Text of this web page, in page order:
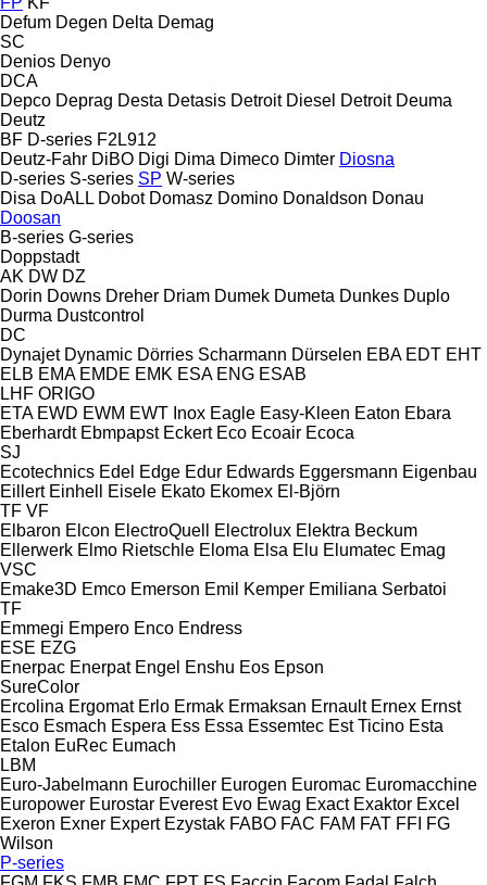
Defum Degen Delta Demag
SC
Denios Denyo
DCA
Depco Deprag Desta Detasis Detroit Diesel Detroit Deuma
Deutz
BF D-series F2L912
Deutz-Fahr DiBO Digi Dima Dimeco Dimter Diosna
D-series S-series SP W-series
Disa DoALL Dobot Domasz Domino Donaldson Donau
Doosan
B-series G-series
Doppstadt
AK DW DZ
Dorin Downs Dreher Driam Dumek Dumeta Dunkes Duplo
Durma Dustcontrol
DC
Dynajet Dynamic Dörries Scharmann Dürselen EBA EDT EHT
ELB EMA EMDE EMK ESA ENG ESAB
LHF ORIGO
ETA EWD EWM EWT Inox Eagle Easy-Kleen Eaton Ebara
Eberhardt Ebmpapst Eckert Eco Ecoair Ecoca
SJ
Ecotechnics Edel Edge Edur Edwards Eggersmann Eigenbau
Eillert Einhell Eisele Ekato Ekomex El-Björn
TF VF
Elbaron Elcon ElectroQuell Electrolux Elektra Beckum
Ellerwerk Elmo Rietschle Eloma Elsa Elu Elumatec Emag
VSC
Emake3D Emco Emerson Emil Kemper Emiliana Serbatoi
TF
Emmegi Empero Enco Endress
ESE EZG
Enerpac Enerpat Engel Enshu Eos Epson
SureColor
Ercolina Ergomat Erlo Ermak Ermaksan Ernault Ernex Ernst
Esco Esmach Espera Ess Essa Essemtec Est Ticino Esta
Etalon EuRec Eumach
LBM
Euro-Jabelmann Eurochiller Eurogen Euromac Euromacchine
Europower Eurostar Everest Evo Ewag Exact Exaktor Excel
Exeron Exner Expert Ezystak FABO FAC FAM FAT FFI FG
Wilson
P-series